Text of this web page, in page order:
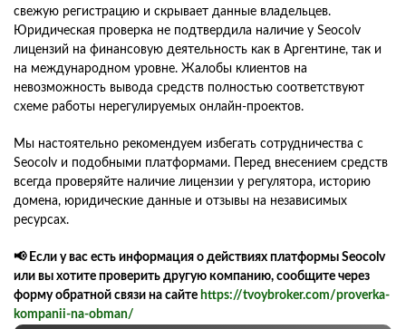
свежую регистрацию и скрывает данные владельцев.
Юридическая проверка не подтвердила наличие у Seocolv
лицензий на финансовую деятельность как в Аргентине, так и
на международном уровне. Жалобы клиентов на
невозможность вывода средств полностью соответствуют
схеме работы нерегулируемых онлайн-проектов.
Мы настоятельно рекомендуем избегать сотрудничества с
Seocolv и подобными платформами. Перед внесением средств
всегда проверяйте наличие лицензии у регулятора, историю
домена, юридические данные и отзывы на независимых
ресурсах.
📢 Если у вас есть информация о действиях платформы Seocolv
или вы хотите проверить другую компанию, сообщите через
форму обратной связи на сайте https://tvoybroker.com/proverka-
kompanii-na-obman/